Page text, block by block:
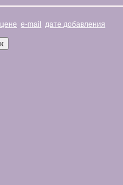
цене e-mail дате добавления